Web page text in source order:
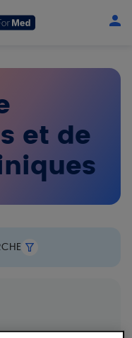
et de